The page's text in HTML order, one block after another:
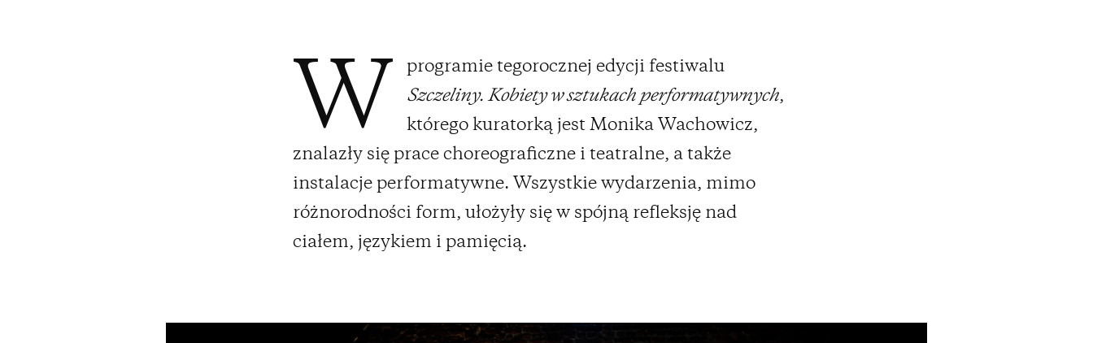
W
programie tegorocznej edycji festiwalu
Szczeliny. Kobiety w sztukach performatywnych,
którego kuratorką jest Monika Wachowicz,
znalazły się prace choreograficzne i teatralne, a także
instalacje performatywne. Wszystkie wydarzenia, mimo
różnorodności form, ułożyły się w spójną refleksję nad
ciałem, językiem i pamięcią.